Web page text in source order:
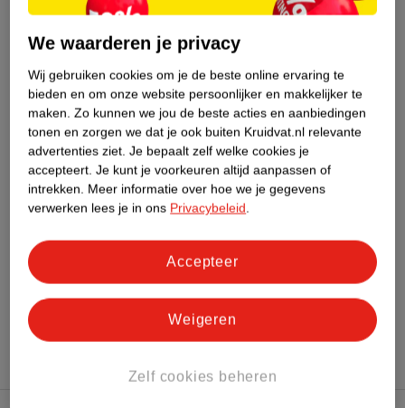
Dit product heeft (nog) geen Nature
Impact Score.
Meer informatie
Bestel & Bezorginformatie
Bekijk ook
Alle Scheerschuim en scheergel
Hoe controleren wij de reviews?
We waarderen je privacy
Wij gebruiken cookies om je de beste online ervaring te
bieden en om onze website persoonlijker en makkelijker te
maken. Zo kunnen we jou de beste acties en aanbiedingen
tonen en zorgen we dat je ook buiten Kruidvat.nl relevante
advertenties ziet. Je bepaalt zelf welke cookies je
accepteert. Je kunt je voorkeuren altijd aanpassen of
intrekken. Meer informatie over hoe we je gegevens
verwerken lees je in ons Privacybeleid.
Zelf cookies beheren
Weigeren
Accepteer